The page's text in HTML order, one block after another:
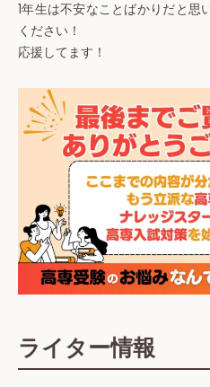
1年生は不安なことばかりだと思
ください！
応援してます！
ライター情報